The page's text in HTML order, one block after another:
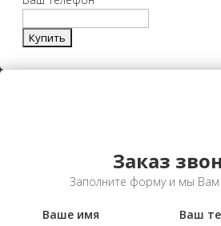
Заказ
Заполните форму и мы
Ваше имя Ваш